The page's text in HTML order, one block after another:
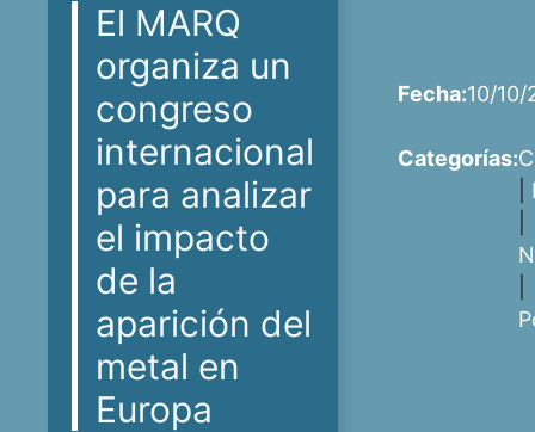
El MARQ
organiza un
congreso
internacional
para analizar
el impacto
de la
aparición del
metal en
Europa
Fecha:10/10/
Categorías: